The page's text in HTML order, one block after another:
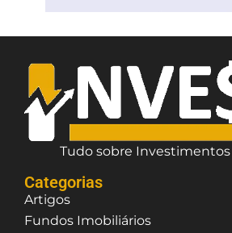
Tudo sobre Investimentos
Categorias
Artigos
Fundos Imobiliários